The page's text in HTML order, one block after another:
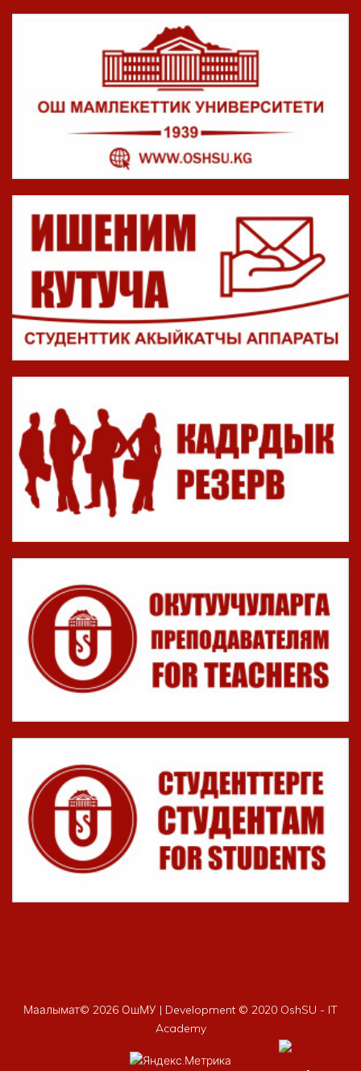
Маалымат© 2026 ОшМУ | Development © 2020 OshSU - IT
Academy